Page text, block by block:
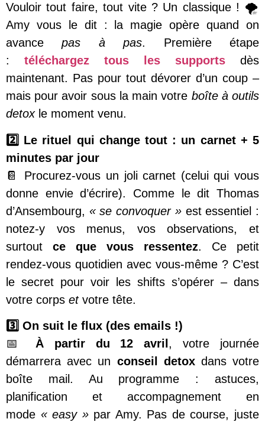
Vouloir tout faire, tout vite ? Un classique ! 🌪️
Amy vous le dit : la magie opère quand on
avancepas à pas. Première étape
: téléchargez tous les supports dès
maintenant. Pas pour tout dévorer d’un coup –
mais pour avoir sous la main votre boîte à outils
detoxle moment venu.
2️⃣ Le rituel qui change tout : un carnet + 5
minutes par jour
📔 Procurez-vous un joli carnet (celui qui vous
donne envie d’écrire). Comme le dit Thomas
d’Ansembourg, « se convoquer »est essentiel :
notez-y vos menus, vos observations, et
surtout ce que vous ressentez. Ce petit
rendez-vous quotidien avec vous-même ? C’est
le secret pour voir les shifts s’opérer – dans
votre corps etvotre tête.
3️⃣ On suit le flux (des emails !)
📅 À partir du 12 avril , votre journée
démarrera avec un conseil detoxdans votre
boîte mail. Au programme : astuces,
planification et accompagnement en
mode « easy »par Amy. Pas de course, juste